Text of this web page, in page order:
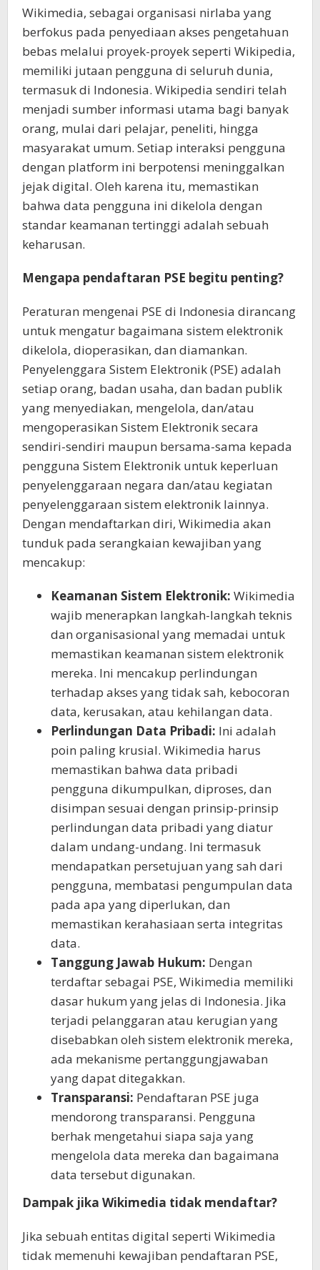
Wikimedia, sebagai organisasi nirlaba yang
berfokus pada penyediaan akses pengetahuan
bebas melalui proyek-proyek seperti Wikipedia,
memiliki jutaan pengguna di seluruh dunia,
termasuk di Indonesia. Wikipedia sendiri telah
menjadi sumber informasi utama bagi banyak
orang, mulai dari pelajar, peneliti, hingga
masyarakat umum. Setiap interaksi pengguna
dengan platform ini berpotensi meninggalkan
jejak digital. Oleh karena itu, memastikan
bahwa data pengguna ini dikelola dengan
standar keamanan tertinggi adalah sebuah
keharusan.
Mengapa pendaftaran PSE begitu penting?
Peraturan mengenai PSE di Indonesia dirancang
untuk mengatur bagaimana sistem elektronik
dikelola, dioperasikan, dan diamankan.
Penyelenggara Sistem Elektronik (PSE) adalah
setiap orang, badan usaha, dan badan publik
yang menyediakan, mengelola, dan/atau
mengoperasikan Sistem Elektronik secara
sendiri-sendiri maupun bersama-sama kepada
pengguna Sistem Elektronik untuk keperluan
penyelenggaraan negara dan/atau kegiatan
penyelenggaraan sistem elektronik lainnya.
Dengan mendaftarkan diri, Wikimedia akan
tunduk pada serangkaian kewajiban yang
mencakup:
Keamanan Sistem Elektronik: Wikimedia
wajib menerapkan langkah-langkah teknis
dan organisasional yang memadai untuk
memastikan keamanan sistem elektronik
mereka. Ini mencakup perlindungan
terhadap akses yang tidak sah, kebocoran
data, kerusakan, atau kehilangan data.
Perlindungan Data Pribadi: Ini adalah
poin paling krusial. Wikimedia harus
memastikan bahwa data pribadi
pengguna dikumpulkan, diproses, dan
disimpan sesuai dengan prinsip-prinsip
perlindungan data pribadi yang diatur
dalam undang-undang. Ini termasuk
mendapatkan persetujuan yang sah dari
pengguna, membatasi pengumpulan data
pada apa yang diperlukan, dan
memastikan kerahasiaan serta integritas
data.
Tanggung Jawab Hukum: Dengan
terdaftar sebagai PSE, Wikimedia memiliki
dasar hukum yang jelas di Indonesia. Jika
terjadi pelanggaran atau kerugian yang
disebabkan oleh sistem elektronik mereka,
ada mekanisme pertanggungjawaban
yang dapat ditegakkan.
Transparansi: Pendaftaran PSE juga
mendorong transparansi. Pengguna
berhak mengetahui siapa saja yang
mengelola data mereka dan bagaimana
data tersebut digunakan.
Dampak jika Wikimedia tidak mendaftar?
Jika sebuah entitas digital seperti Wikimedia
tidak memenuhi kewajiban pendaftaran PSE,